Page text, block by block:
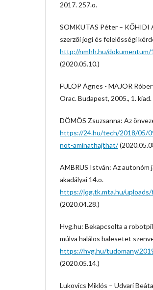
2017. 257.o.
SOMKUTAS Péter – KŐHIDI
szerzői jogi és felelősségi
http://nmhh.hu/dokumentum/
(2020.05.10.)
FÜLÖP Ágnes - MAJOR
Orac. Budapest, 2005., 1.
DÖMÖS Zsuzsanna: Az
https://24.hu/tech/2018/05/
not-aminathajthat/
AMBRUS István: Az
akadályai 14.o.
https://jog.tk.mta.hu/
(2020.04.28.)
Hvg.hu: Bekapcsolta a
múlva halálos balesetet
https://hvg.hu/tudomany/
(2020.05.14.)
Lukovics Miklós – Udvari